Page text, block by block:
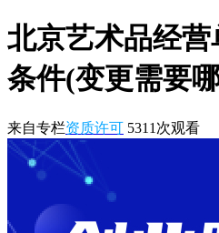
北京艺术品经
条件(变更需要
来自专栏资质许可 5311 次观看